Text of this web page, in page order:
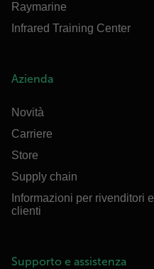
Raymarine
Infrared Training Center
Azienda
Novità
Carriere
Store
Supply chain
Informazioni per rivenditori e
clienti
Supporto e assistenza